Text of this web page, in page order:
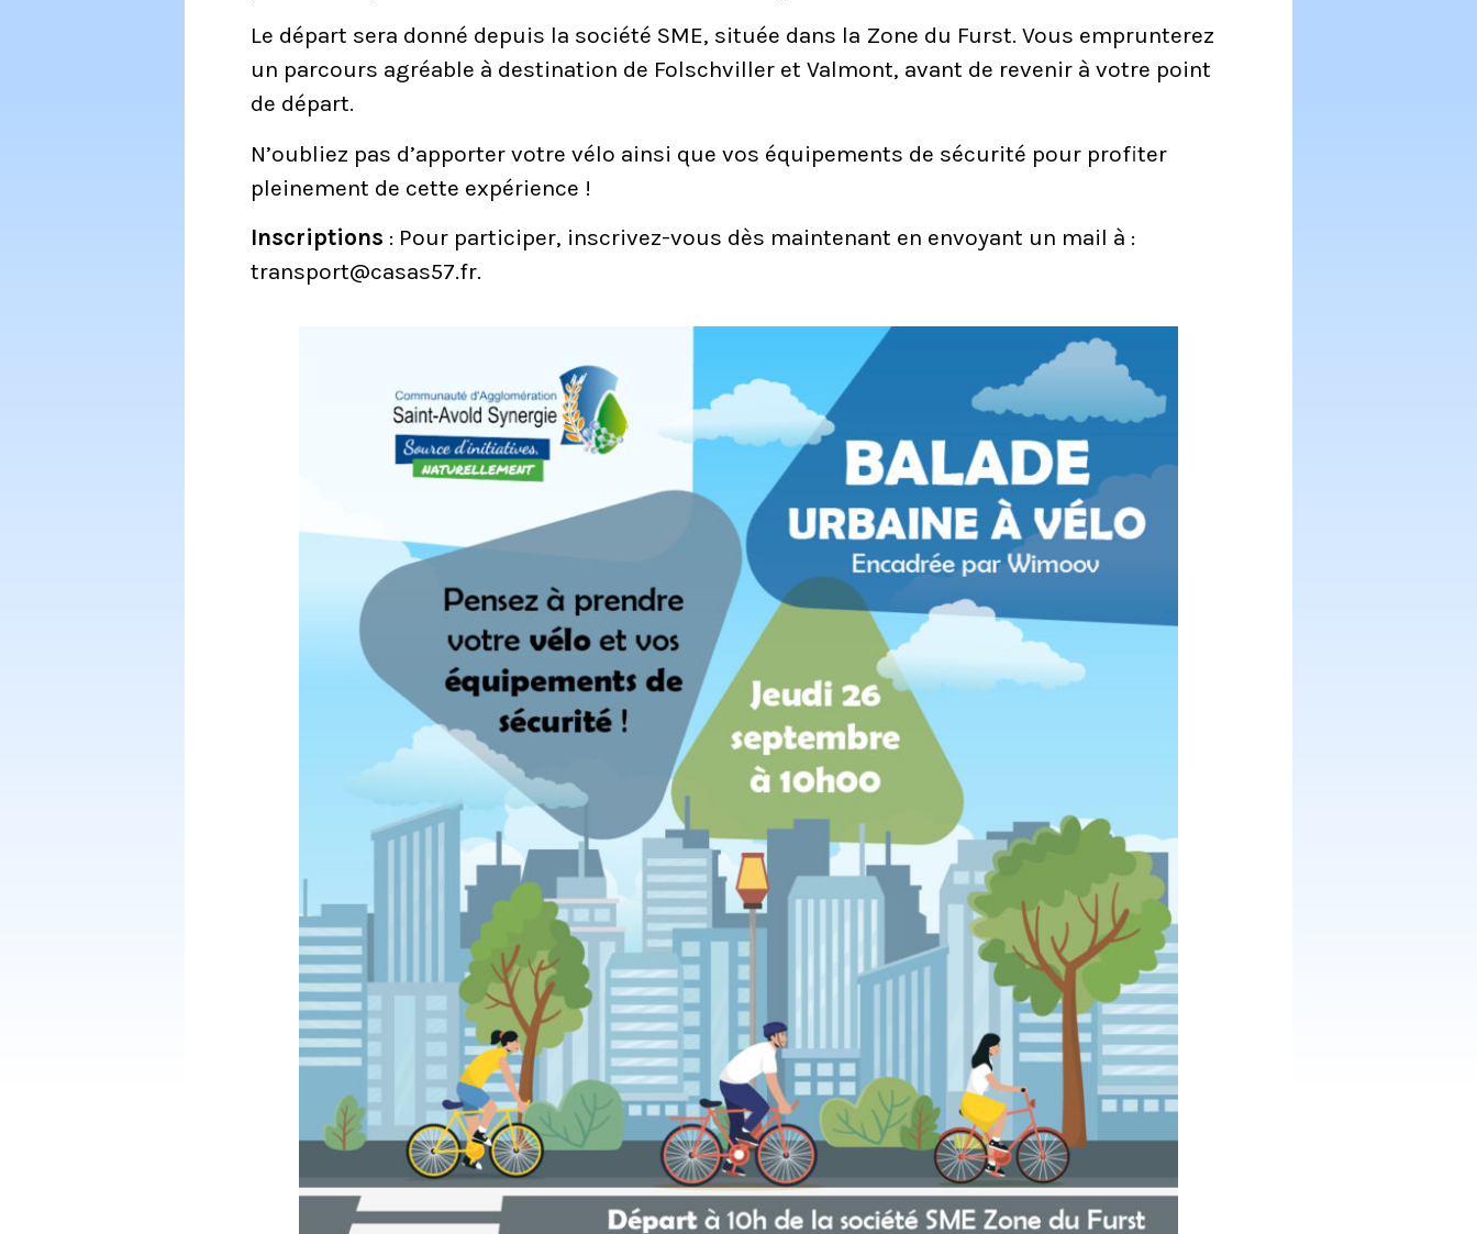
Le départ sera donné depuis la société SME, située dans la Zone du Furst. Vous emprunterez
un parcours agréable à destination de Folschviller et Valmont, avant de revenir à votre point
de départ.
N’oubliez pas d’apporter votre vélo ainsi que vos équipements de sécurité pour profiter
pleinement de cette expérience !
Inscriptions : Pour participer, inscrivez-vous dès maintenant en envoyant un mail à :
transport@casas57.fr.